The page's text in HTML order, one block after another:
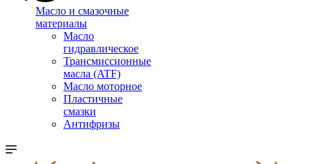
Масло и смазочные
материалы
Масло
гидравлическое
Трансмиссионные
масла (ATF)
Масло моторное
Пластичные
смазки
Антифризы